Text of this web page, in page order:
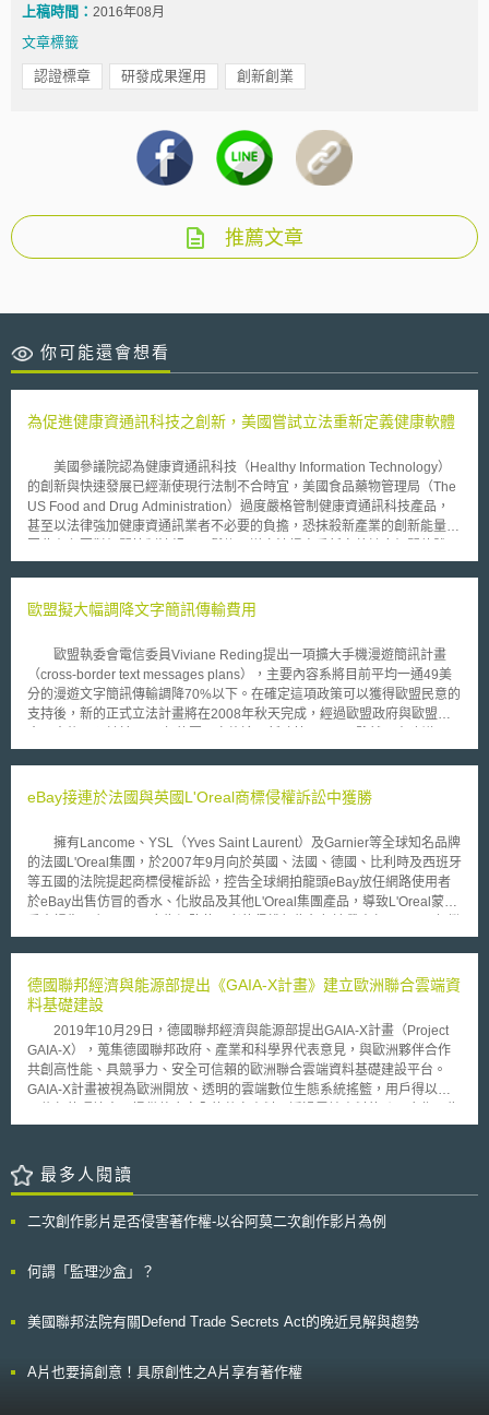
上稿時間： 2016年08月
文章標籤
認證標章 研發成果運用 創新創業
推薦文章
你可能還會想看
為促進健康資通訊科技之創新，美國嘗試立法重新定義健康軟體
美國參議院認為健康資通訊科技（Healthy Information Technology）
的創新與快速發展已經漸使現行法制不合時宜，美國食品藥物管理局（The
US Food and Drug Administration）過度嚴格管制健康資通訊科技產品，
甚至以法律強加健康資通訊業者不必要的負擔，恐抹殺新產業的創新能量，
稱為「防止過度規範以促進照護科技法案」（The Prevent Regulatory
PROTECT Act）。 健康資通訊科技是目前創新與發展最快的美國產
（application，APP）之開發，在全球經濟已創造數億美金的產值，在美國
一地更提供了將近50萬份的工作機會。然而，在現行法制中食品藥物管理局
認為健康相關的手機應用程式等軟體被廣泛應用於醫療行為的資訊蒐集，因
此應當被視為醫療行為的一環。依據聯邦食品藥物及化妝品法
（TheFederal Food, Drug and Cosmetic Act，FD&C Act）之規定，健康資
行事曆APP、健康紀錄電子軟體等低風險產品亦包含在內，都必須嚴格遵守
產品重新定義為臨床軟體（Clinic Software）與健康軟體（Healthy
人體或動物醫療的健康資訊蒐集與直接提供實際臨床診斷，如放射線影像或
醫療器材軟件的差異，PROTECT Act所定義之臨床軟體與健康軟體即屬於
前者，故排除適用FD&C Act中醫療器材之定義範圍，得免除相關行政管
制。
歐盟擬大幅調降文字簡訊傳輸費用
歐盟執委會電信委員Viviane Reding提出一項擴大手機漫遊簡訊計畫
（cross-border text messages plans），主要內容系將目前平均一通49美
分的漫遊文字簡訊傳輸調降70%以下。在確定這項政策可以獲得歐盟民意的
支持後，新的正式立法計畫將在2008年秋天完成，經過歐盟政府與歐盟議
4.2美分作為零售文字漫遊簡訊的價格上限，但是在徵詢各方意見後，電信
據電信委員會的消息指出，文字漫遊簡訊的批發價上限也將可能調降在4到8
制，將會降低業者研發新服務的意願。但是，歐盟電信委員會認為業者的主
張，並不能構成文字簡訊費率上限政策施行的阻礙。 由於文字簡訊的
市場已經成熟，業者在此項服務的獲利上已相當穩定，因此透過合理的價格
上限，可以讓消費者有更符成本的漫遊文字簡訊服務，同時業者也能持續在
此項服務上獲利。但是反觀資料傳輸尚處於萌芽階段，因此電信管制者與系
外，Reding於2007年曾提議對於歐洲漫遊語音通話的價格進行上限管制，
Reding表示此項於2009年到期的政策極可能再延長三年至2012年。
eBay接連於法國與英國L'Oreal商標侵權訴訟中獲勝
擁有Lancome、YSL（Yves Saint Laurent）及Garnier等全球知名品牌
的法國L'Oreal集團，於2007年9月向於英國、法國、德國、比利時及西班牙
等五國的法院提起商標侵權訴訟，控告全球網拍龍頭eBay放任網路使用者
於eBay出售仿冒的香水、化妝品及其他L'Oreal集團產品，導致L'Oreal蒙受
2008年8月比利時法院率先判決eBay勝訴後，2009年5月法國及英國法院亦
恪遵自身所負義務並以良善態度解決仿冒商品問題，因此eBay毋庸為網路
使用者的侵權行為加以負責；法院同時表示eBay與L'Oreal雙方應攜手合
作，共同制定打擊侵權行為的策略，以防制仿冒商品繼續透過網路販售流
通。 法方判決eBay勝訴未久，英國法院緊接於5月22日判決eBay勝
訴，對於接連獲勝，eBay仍再三強調本身僅係一單純提供商品交易服務之
平台，自無須就使用者侵權行為加以負責；L'Oreal則表示eBay有責採取進
一步的措施，以杜絕網路使用者販售仿冒的L'Oreal商品，其並表示未來仍
德國聯邦經濟與能源部提出《GAIA-X計畫》建立歐洲聯合雲端資
料基礎建設
2019年10月29日，德國聯邦經濟與能源部提出GAIA-X計畫（Project
GAIA-X），蒐集德國聯邦政府、產業和科學界代表意見，與歐洲夥伴合作
共創高性能、具競爭力、安全可信賴的歐洲聯合雲端資料基礎建設平台。
GAIA-X計畫被視為歐洲開放、透明的雲端數位生態系統搖籃，用戶得以在
歐洲國家、企業和公民創造聯邦資訊共享環境、促進數位創新、建構全新商
性、數位主權（Digital Sovereignty）、自由市場與歐洲價值創造、系統模
組化及互操作性（Modularity and Interoperability）、資料可用性等歐洲價
減少對外國雲端供應鏈依賴；3.拓展歐洲雲端服務的國際市場；4.塑造創新
規格的雲端技術，落實在公共管理、衛生部門、企業和科研機構用戶與供應
料基礎建設，連接歐洲大小型企業、公部門、醫療及金融機構的伺服器，將
療、數位金融監管等新興產業，得以確保歐洲數位安全並提高雲端資料處理
能力。
最多人閱讀
二次創作影片是否侵害著作權-以谷阿莫二次創作影片為例
何謂「監理沙盒」？
美國聯邦法院有關Defend Trade Secrets Act的晚近見解與趨勢
A片也要搞創意！具原創性之A片享有著作權